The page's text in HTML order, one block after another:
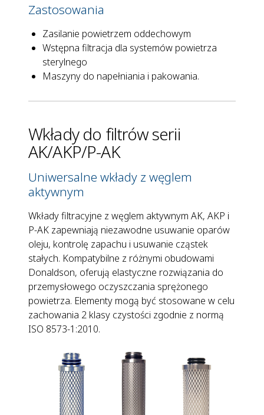
Zastosowania
Zasilanie powietrzem oddechowym
Wstępna filtracja dla systemów powietrza
sterylnego
Maszyny do napełniania i pakowania.
Wkłady do filtrów serii
AK/AKP/P-AK
Uniwersalne wkłady z węglem
aktywnym
Wkłady filtracyjne z węglem aktywnym AK, AKP i
P-AK zapewniają niezawodne usuwanie oparów
oleju, kontrolę zapachu i usuwanie cząstek
stałych. Kompatybilne z różnymi obudowami
Donaldson, oferują elastyczne rozwiązania do
przemysłowego oczyszczania sprężonego
powietrza. Elementy mogą być stosowane w celu
zachowania 2 klasy czystości zgodnie z normą
ISO 8573-1:2010.